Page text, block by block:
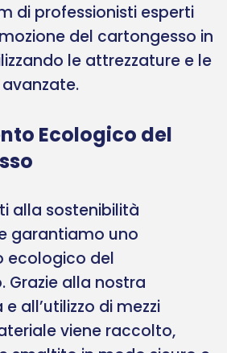
di professionisti esperti
del cartongesso in
le attrezzature e le
Ecologico del
alla sostenibilità
garantiamo uno
ecologico del
Grazie alla nostra
all’utilizzo di mezzi
viene raccolto,